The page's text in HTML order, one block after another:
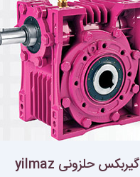
گيربكس حلزونى yilmaz